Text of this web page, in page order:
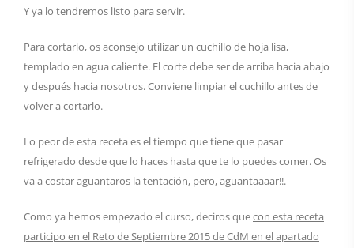
Y ya lo tendremos listo para servir.
Para cortarlo, os aconsejo utilizar un cuchillo de hoja lisa,
templado en agua caliente. El corte debe ser de arriba hacia abajo
y después hacia nosotros. Conviene limpiar el cuchillo antes de
volver a cortarlo.
Lo peor de esta receta es el tiempo que tiene que pasar
refrigerado desde que lo haces hasta que te lo puedes comer. Os
va a costar aguantaros la tentación, pero, aguantaaaar!!.
Como ya hemos empezado el curso, deciros quecon esta receta
participo en el Reto de Septiembre 2015 de CdM en el apartado